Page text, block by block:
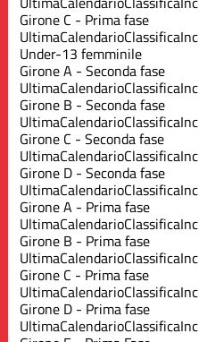
Girone C - Prima fase
UltimaCalendarioClassifica
Under-13 femminile
Girone A - Seconda fase
UltimaCalendarioClassifica
Girone B - Seconda fase
UltimaCalendarioClassifica
Girone C - Seconda fase
UltimaCalendarioClassifica
Girone D - Seconda fase
UltimaCalendarioClassifica
Girone A - Prima fase
UltimaCalendarioClassifica
Girone B - Prima fase
UltimaCalendarioClassifica
Girone C - Prima fase
UltimaCalendarioClassifica
Girone D - Prima fase
UltimaCalendarioClassifica